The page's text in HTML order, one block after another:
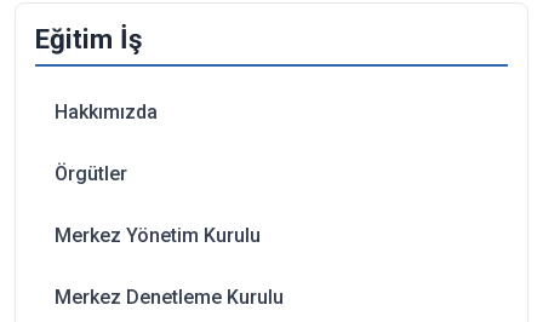
Eğitim İş
Hakkımızda
Örgütler
Merkez Yönetim Kurulu
Merkez Denetleme Kurulu